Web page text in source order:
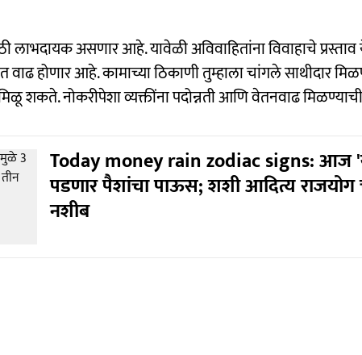
लाभदायक असणार आहे. यावेळी अविवाहितांना विवाहाचे
होणार आहे. कामाच्या ठिकाणी तुम्हाला चांगले साथीदार
शकते. नोकरीपेशा व्यक्तींना पदोन्नती आणि वेतनवाढ
Today money rain zodiac signs: आज
पडणार पैशांचा पाऊस; शशी आदित्य
नशीब